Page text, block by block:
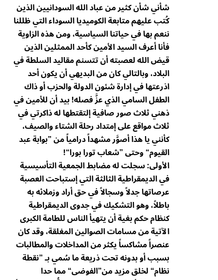
شأني شأن كثير من عباد الله السودانيين الذين
كُتب عليهم متابعة الكوميديا السوداء التي ظللنا
ننعم بها في حياتنا السياسية، ومن هذه الزاوية
فأنا أعرف السيد الأمين كأحد الممثلين الذين
قيض الله لعصبته أن تتسنم مقاليد السلطة في
البلاد، وبالتالي كان من البديهي أن يكون أحد
اذرعتها في إدارة شئون الدولة والحزب أو ذاك
الطفل السامي الذي عزَّ فصله! بيد أن للأمين في
ذهني ثلاث صور صافية إلتقتطها له ذاكرتي في
ثلاث مواقع على إمتداد رحلة الشتاء والصيف،
كأنني يا هذا أصوَّر مشهداً درامياً من ”بوابة عبد
القيوم“ وحتى ”شعاب تورا بورا“!
الأولى: سجلت له مضابط الجمعية التأسيسية
في الديمقراطية الثالثة التي إستباحت العصبة
عرصاتها جدلاً وسجالاً في حق أراد وزملائه به
باطلاً، وهو التشكيك في جدوى الديمقراطية
كنظام حكم بغية أن يتهيأ الناس للطامة الكبرى
الآتية من مسامات الصوالين المغلقة، وقد كان
عنصراً مشاكساً يكثر من المداخلات والمطالبات
بسبب أو بدونه تحت ذريعة ما سُمي بـ ”نقطة
نظام“ لخلق مزيد من”الفوضى“ مما حدا